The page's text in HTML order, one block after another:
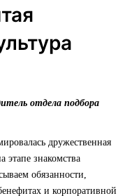
отдела подбора
дружественная
этапе знакомства
обязанности,
и корпоративной